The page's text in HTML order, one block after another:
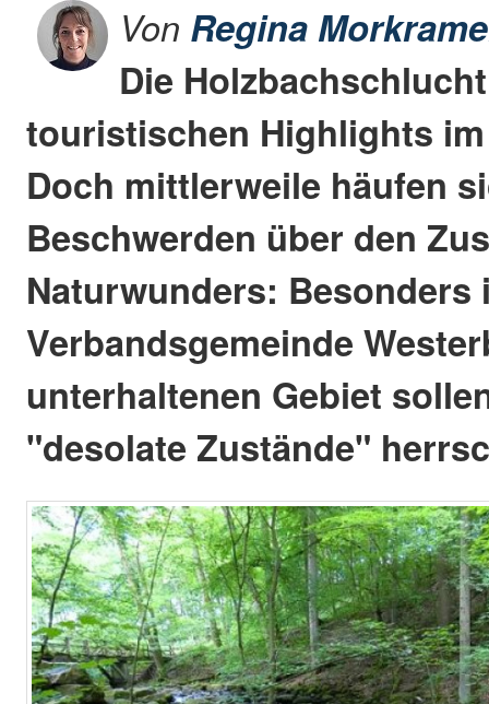
Von Regina
Die
touristischen Highlights
Doch mittlerweile häufen
Beschwerden über den
Naturwunders: Besonders
Verbandsgemeinde
unterhaltenen Gebiet
"desolate Zustände"